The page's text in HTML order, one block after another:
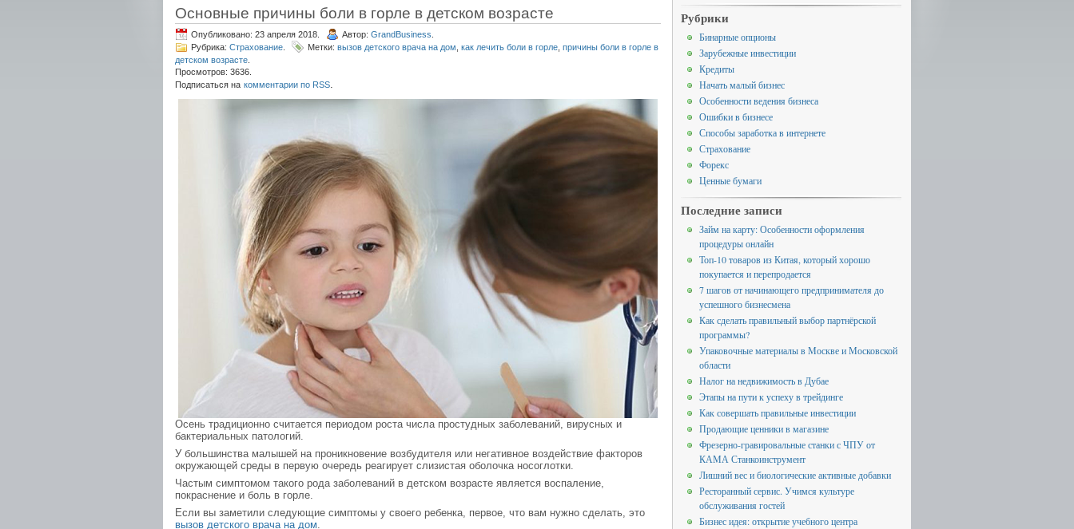
Основные причины боли в горле в детском возрасте
Опубликовано: 23 апреля 2018. Автор: GrandBusiness
Рубрика: Страхование Метки: вызов детского врача на дом как лечить боли в горле причины боли в горле в
детском возрасте
Просмотров: 3636.
Подписаться на комментарии по RSS.
Осень традиционно считается периодом роста числа простудных заболеваний, вирусных и
бактериальных патологий.
У большинства малышей на проникновение возбудителя или негативное воздействие факторов
окружающей среды в первую очередь реагирует слизистая оболочка носоглотки.
Частым симптомом такого рода заболеваний в детском возрасте является воспаление,
покраснение и боль в горле.
Если вы заметили следующие симптомы у своего ребенка, первое, что вам нужно сделать, это
вызов детского врача на дом.
Рубрики
Бинарные опционы
Зарубежные инвестиции
Кредиты
Начать малый бизнес
Особенности ведения бизнеса
Ошибки в бизнесе
Способы заработка в интернете
Страхование
Форекс
Ценные бумаги
Последние записи
Займ на карту: Особенности оформления
процедуры онлайн
Топ-10 товаров из Китая, который хорошо
покупается и перепродается
7 шагов от начинающего предпринимателя до
успешного бизнесмена
Как сделать правильный выбор партнёрской
программы?
Упаковочные материалы в Москве и Московской
области
Налог на недвижимость в Дубае
Этапы на пути к успеху в трейдинге
Как совершать правильные инвестиции
Продающие ценники в магазине
Фрезерно-гравировальные станки с ЧПУ от
КАМА Станкоинструмент
Лишний вес и биологические активные добавки
Ресторанный сервис. Учимся культуре
обслуживания гостей
Бизнес идея: открытие учебного центра